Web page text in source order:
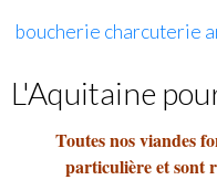
boucherie charcuterie
L'Aquitaine
Toutes nos viandes
particulière et sont